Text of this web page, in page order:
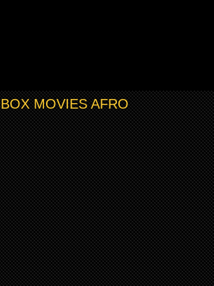
BOX MOVIES AFRO